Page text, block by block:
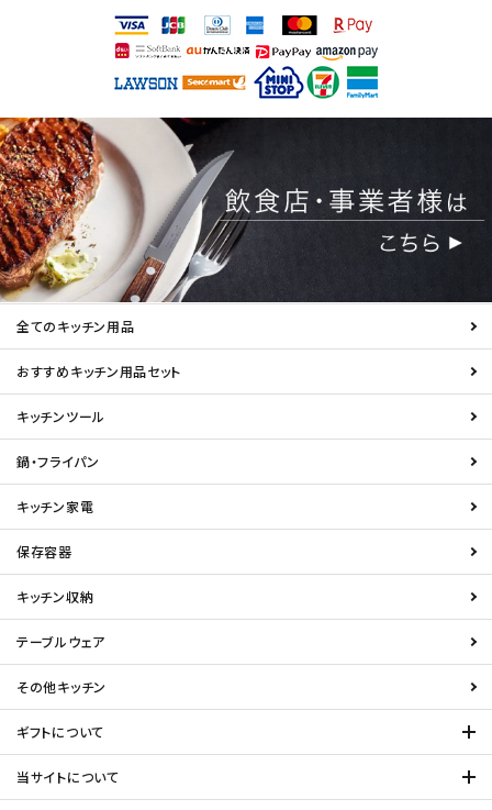
全てのキッチン用品
おすすめキッチン用品セット
キッチンツール
鍋・フライパン
キッチン家電
保存容器
キッチン収納
テーブルウェア
その他キッチン
ギフトについて
当サイトについて